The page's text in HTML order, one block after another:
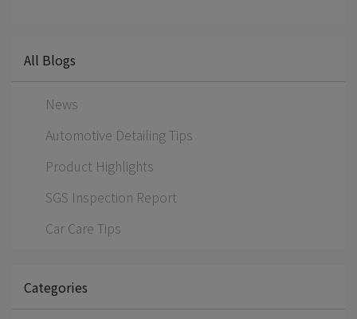
All Blogs
News
Automotive Detailing Tips
Product Highlights
SGS Inspection Report
Car Care Tips
Categories